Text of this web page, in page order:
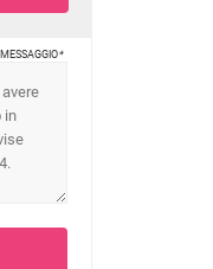
MESSAGGIO*